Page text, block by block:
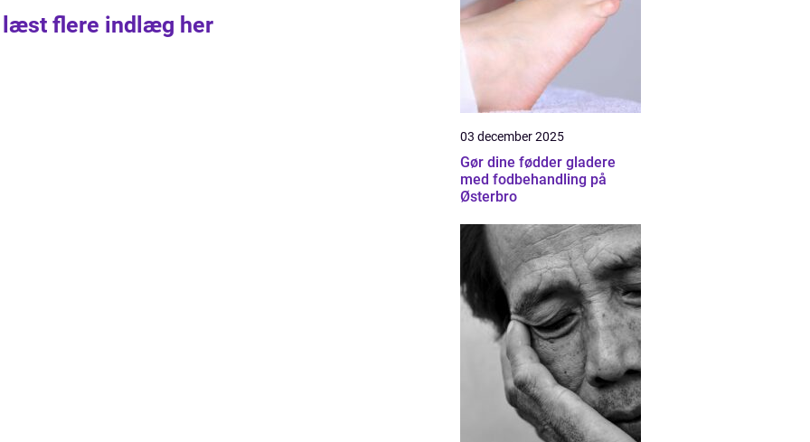
læst flere indlæg her
03 december 2025
Gør dine fødder gladere
med fodbehandling på
Østerbro